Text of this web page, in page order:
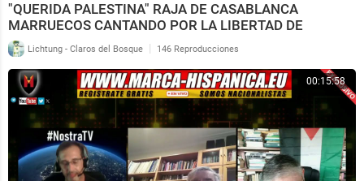
"QUERIDA PALESTINA" RAJA DE CASABLANCA
MARRUECOS CANTANDO POR LA LIBERTAD DE
PALESTINA
Lichtung - Claros del Bosque | 146 Reproducciones
00:15:58